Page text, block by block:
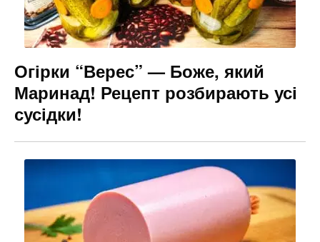
Огірки “Верес” — Боже, який
Маринад! Рецепт розбирають усі
сусідки!